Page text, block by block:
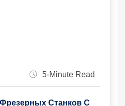
5-Minute Read
Станков С